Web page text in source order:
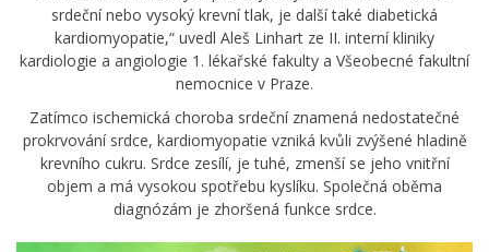
srdeční nebo vysoký krevní tlak, je další také diabetická
kardiomyopatie,“ uvedl Aleš Linhart ze II. interní kliniky
kardiologie a angiologie 1. lékařské fakulty a Všeobecné fakultní
nemocnice v Praze.
Zatímco ischemická choroba srdeční znamená nedostatečné
prokrvování srdce, kardiomyopatie vzniká kvůli zvýšené hladině
krevního cukru. Srdce zesílí, je tuhé, zmenší se jeho vnitřní
objem a má vysokou spotřebu kyslíku. Společná oběma
diagnózám je zhoršená funkce srdce.